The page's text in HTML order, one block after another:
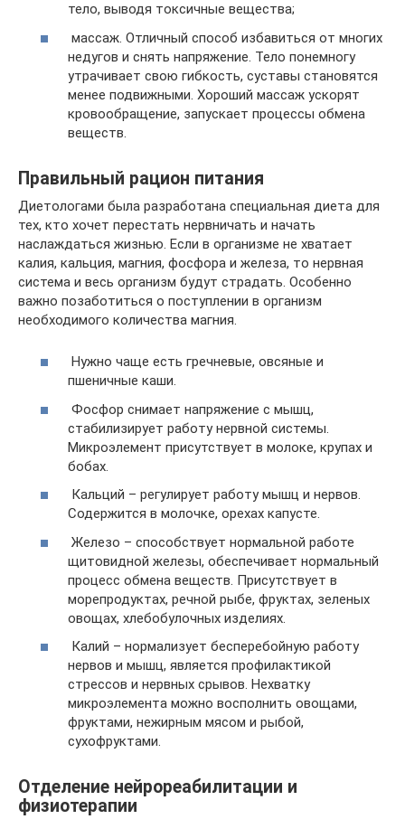
тело, выводя токсичные вещества;
массаж. Отличный способ избавиться от многих
недугов и снять напряжение. Тело понемногу
утрачивает свою гибкость, суставы становятся
менее подвижными. Хороший массаж ускорят
кровообращение, запускает процессы обмена
веществ.
Правильный рацион питания
Диетологами была разработана специальная диета для
тех, кто хочет перестать нервничать и начать
наслаждаться жизнью. Если в организме не хватает
калия, кальция, магния, фосфора и железа, то нервная
система и весь организм будут страдать. Особенно
важно позаботиться о поступлении в организм
необходимого количества магния.
Нужно чаще есть гречневые, овсяные и
пшеничные каши.
Фосфор снимает напряжение с мышц,
стабилизирует работу нервной системы.
Микроэлемент присутствует в молоке, крупах и
бобах.
Кальций – регулирует работу мышц и нервов.
Содержится в молочке, орехах капусте.
Железо – способствует нормальной работе
щитовидной железы, обеспечивает нормальный
процесс обмена веществ. Присутствует в
морепродуктах, речной рыбе, фруктах, зеленых
овощах, хлебобулочных изделиях.
Калий – нормализует бесперебойную работу
нервов и мышц, является профилактикой
стрессов и нервных срывов. Нехватку
микроэлемента можно восполнить овощами,
фруктами, нежирным мясом и рыбой,
сухофруктами.
Отделение нейрореабилитации и
физиотерапии